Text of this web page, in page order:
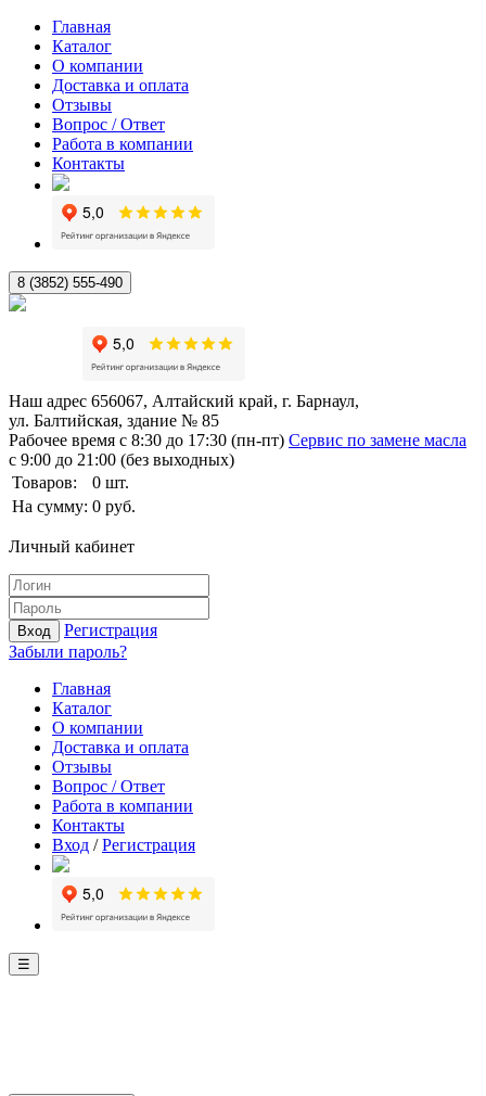
Главная
Каталог
О компании
Доставка и оплата
Отзывы
Вопрос / Ответ
Работа в компании
Контакты
8 (3852) 555-490
Наш адрес 656067, Алтайский край, г. Барнаул,
ул. Балтийская, здание № 85
Рабочее время с 8:30 до 17:30 (пн-пт) Сервис по замене масла
с 9:00 до 21:00 (без выходных)
Товаров:
0 шт.
На сумму: 0 руб.
Личный кабинет
Вход
Регистрация
Забыли пароль?
Главная
Каталог
О компании
Доставка и оплата
Отзывы
Вопрос / Ответ
Работа в компании
Контакты
Вход /Регистрация
☰